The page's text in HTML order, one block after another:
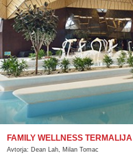
FAMILY WELLNESS TERMALIJA
Avtorja: Dean Lah, Milan Tomac